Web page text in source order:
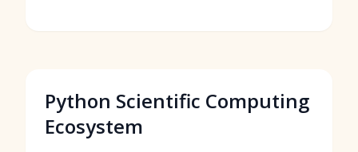
Python Scientific Computing
Ecosystem